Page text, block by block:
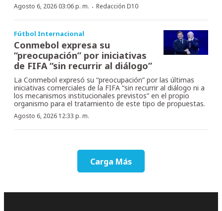
Agosto 6, 2026 03:06 p. m. · Redacción D10
Fútbol Internacional
Conmebol expresa su
“preocupación” por iniciativas
de FIFA “sin recurrir al diálogo”
La Conmebol expresó su “preocupación” por las últimas
iniciativas comerciales de la FIFA “sin recurrir al diálogo ni a
los mecanismos institucionales previstos” en el propio
organismo para el tratamiento de este tipo de propuestas.
Agosto 6, 2026 12:33 p. m.
Carga Más